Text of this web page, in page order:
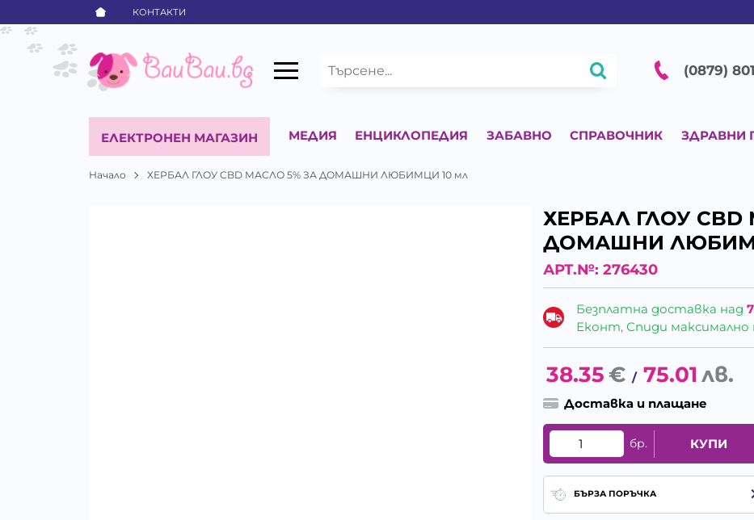
КОНТАКТИ
(0879)
ЕЛЕКТРОНЕН МАГАЗИН МЕДИЯ ЕНЦИКЛОПЕДИЯ ЗАБАВНО СПРАВОЧНИК ЗДРАВНИ
Начало ХЕРБАЛ ГЛОУ CBD МАСЛО 5% ЗА ДОМАШНИ ЛЮБИМЦИ 10 мл
ХЕРБАЛ ГЛОУ CBD
ДОМАШНИ
АРТ.№: 276430
Безплатна доставка над
Еконт, Спиди максимално
38.35€ / 75.01лв.
Доставка и плащане
бр. КУПИ
БЪРЗА ПОРЪЧКА